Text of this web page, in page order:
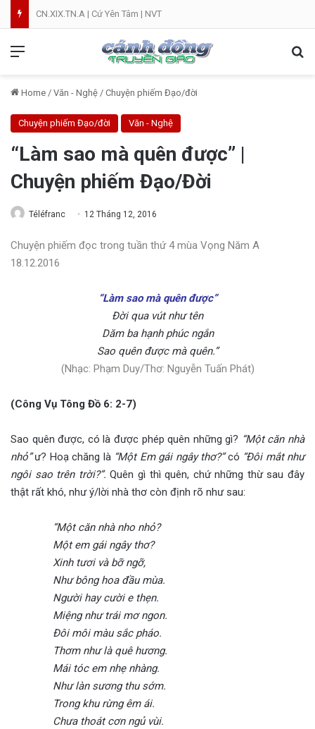
CN.XIX.TN.A | Cứ Yên Tâm | NVT
Home / Văn - Nghệ / Chuyện phiếm Đạo/đời
Chuyện phiếm Đạo/đời Văn - Nghệ
“Làm sao mà quên được” |
Chuyện phiếm Đạo/Đời
Téléfranc 12 Tháng 12, 2016
Chuyện phiếm đọc trong tuần thứ 4 mùa Vọng Năm A
18.12.2016
“Làm sao mà quên được”
Đời qua vút như tên
Dăm ba hạnh phúc ngắn
Sao quên được mà quên.”
(Nhạc: Phạm Duy/Thơ: Nguyễn Tuấn Phát)
(Công Vụ Tông Đồ 6: 2-7)
Sao quên được, có là được phép quên những gì? “Một căn nhà
nhỏ”ư? Hoạ chăng là “Một Em gái ngây thơ?”có “Đôi mắt như
ngôi sao trên trời?”.Quên gì thì quên, chứ những thừ sau đây
thật rất khó, như ý/lời nhà thơ còn định rõ như sau:
“Một căn nhà nho nhỏ?
Một em gái ngây thơ?
Xinh tươi và bỡ ngỡ,
Như bông hoa đầu mùa.
Người hay cười e thẹn.
Miệng như trái mơ ngon.
Đôi môi màu sắc pháo.
Thơm như là quê hương.
Mái tóc em nhẹ nhàng.
Như làn sương thu sớm.
Trong khu rừng êm ái.
Chưa thoát cơn ngủ vùi.